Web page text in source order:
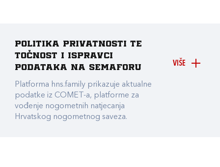
VIŠE
Politika privatnosti te
točnost i ispravci
podataka na Semaforu
Platforma hns.family prikazuje aktualne
podatke iz COMET-a, platforme za
vođenje nogometnih natjecanja
Hrvatskog nogometnog saveza.